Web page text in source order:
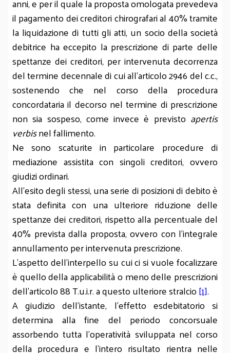
il pagamento dei creditori chirografari al 40% tramite
la liquidazione di tutti gli atti, un socio della società
debitrice ha eccepito la prescrizione di parte delle
spettanze dei creditori, per intervenuta decorrenza
del termine decennale di cui all'articolo 2946 del c.c.,
sostenendo che nel corso della procedura
concordataria il decorso nel termine di prescrizione
non sia sospeso, come invece è previsto apertis
verbisnel fallimento.
Ne sono scaturite in particolare procedure di
mediazione assistita con singoli creditori, ovvero
giudizi ordinari.
All'esito degli stessi, una serie di posizioni di debito è
stata definita con una ulteriore riduzione delle
spettanze dei creditori, rispetto alla percentuale del
40% prevista dalla proposta, ovvero con l'integrale
annullamento per intervenuta prescrizione.
L'aspetto dell'interpello su cui ci si vuole focalizzare
è quello della applicabilità o meno delle prescrizioni
dell'articolo 88 T.u.i.r. a questo ulteriore stralcio[1].
A giudizio dell'istante, l’effetto esdebitatorio si
determina alla fine del periodo concorsuale
assorbendo tutta l’operatività sviluppata nel corso
della procedura e l’intero risultato rientra nelle